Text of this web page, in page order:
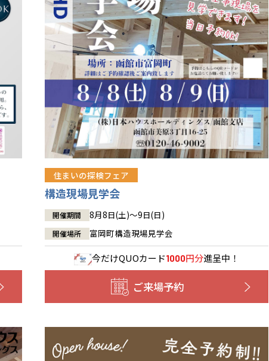
住まいの探検フェア
構造現場見学会
開催期間 8月8日(土)～9日(日)
開催場所 富岡町構造現場見学会
今だけQUOカード1000円分進呈中！
ご来場予約
道央
道北
青森
秋田
宮城
福島
甲信越・北陸
新潟
富山
石川
福井
関東
神奈川
埼玉
千葉
茨城
栃木
群馬
岐阜
静岡
三重
大阪
京都
兵庫
奈良
滋賀
中国・四国
岡山
香川
愛媛
鳥取
九州
福岡
佐賀
熊本
分譲マンション
※現住所のある都道府県以外の建築予定地の方でも
現住所の有るお近くの展示場又は店舗にお問合せください。
移住の計画の方もご相談対応します。お気軽にご相談ください。
道央
苫小牧千歳
小樽
道北
旭川
道南
函館
室蘭
道東
帯広
釧路
青森県
八戸
青森
秋田県
秋田
岩手県
盛岡
北上
山形県
山形
宮城県
仙台
福島県
郡山
福島
いわき
会津
甲信越・北陸
新潟県
新潟
長岡
甲府
長野県
長野
松本
富山県
富山
石川県
金沢
福井県
福井
関東
東京都
世田谷
八王子
神奈川県
横浜
湘南
相模
埼玉県
埼玉
所沢
千葉県
千葉
茨城県
水戸
栃木県
宇都宮
小山
群馬
伊勢崎
愛知県
名古屋
豊橋
岐阜県
岐阜
静岡県
静岡
浜松
三重県
四日市
大阪府
大阪
京都府
京都
兵庫県
姫路
奈良県
奈良
中国・四国
岡山県
岡山
香川県
高松
愛媛県
九州
福岡県
福岡
佐賀県
佐賀
熊本県
熊本
大分県
大分
宮崎